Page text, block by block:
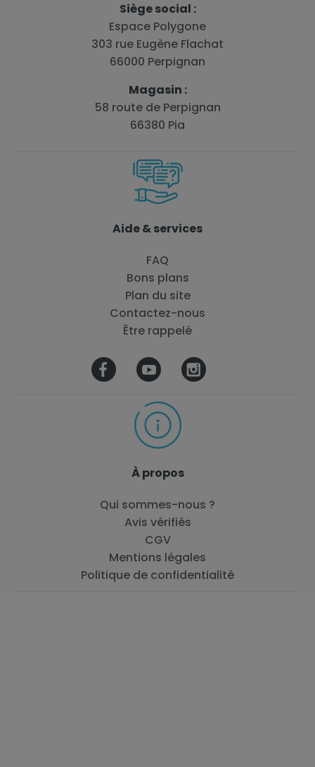
Siège social :
Espace Polygone
303 rue Eugène Flachat
66000 Perpignan
Magasin :
58 route de Perpignan
66380 Pia
Aide & services
FAQ
Bons plans
Plan du site
Contactez-nous
Être rappelé
À propos
Qui sommes-nous ?
Avis vérifiés
CGV
Mentions légales
Politique de confidentialité